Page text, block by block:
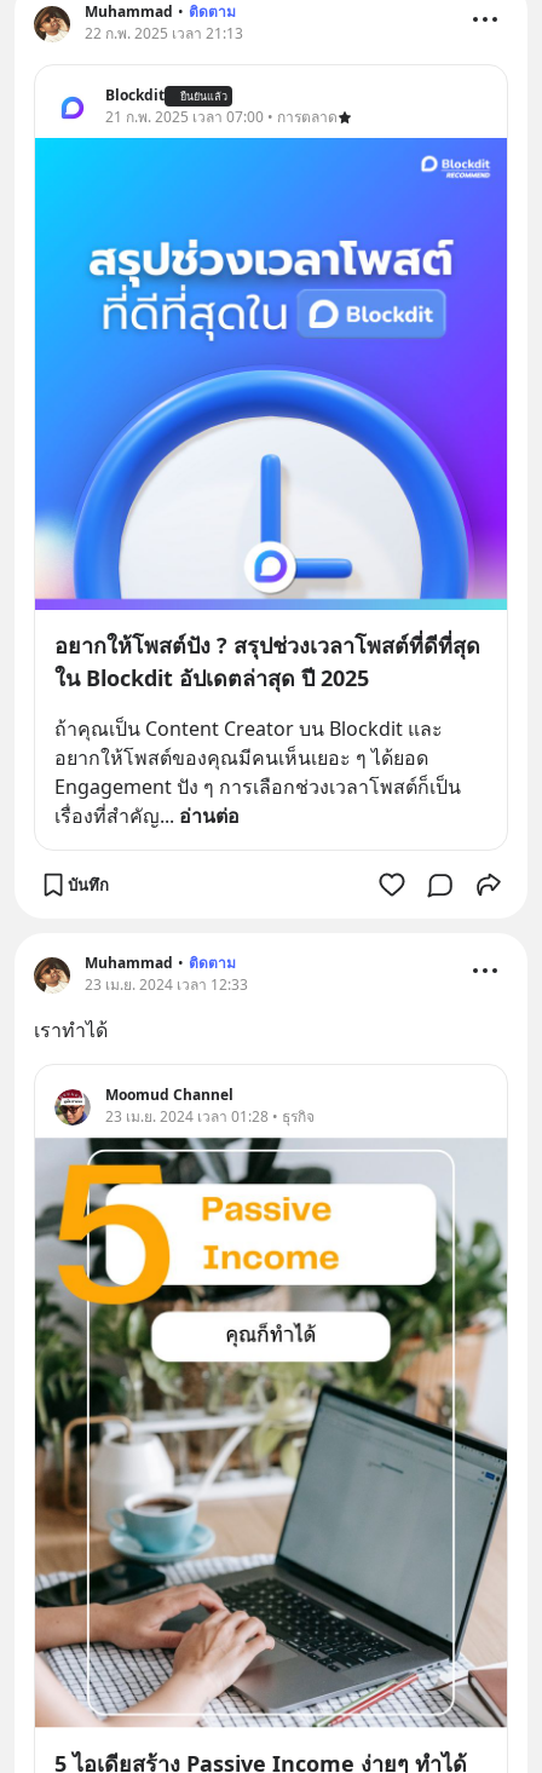
Muhammad • ติดตาม
22 ก.พ. 2025 เวลา 21:13
Blockdit ยืนยันแล้ว
21 ก.พ. 2025 เวลา 07:00 • การตลาด
อยากให้โพสต์ปัง ? สรุปช่วงเวลาโพสต์ที่ดีที่สุด
ใน Blockdit อัปเดตล่าสุด ปี 2025
ถ้าคุณเป็น Content Creator บน Blockdit และ
อยากให้โพสต์ของคุณมีคนเห็นเยอะ ๆ ได้ยอด
Engagement ปัง ๆ การเลือกช่วงเวลาโพสต์ก็เป็น
เรื่องที่สำคัญ... อ่านต่อ
บันทึก
Muhammad • ติดตาม
23 เม.ย. 2024 เวลา 12:33
เราทำได้
Moomud Channel
23 เม.ย. 2024 เวลา 01:28 • ธุรกิจ
5 ไอเดียสร้าง Passive Income ง่ายๆ ทำได้